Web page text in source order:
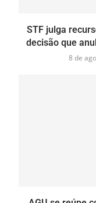
STF julga
decisão que
8 de